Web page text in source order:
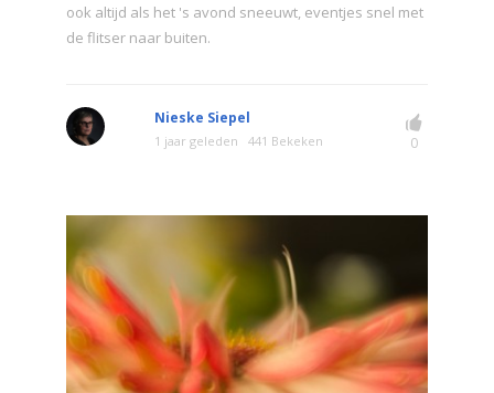
ook altijd als het 's avond sneeuwt, eventjes snel met
de flitser naar buiten.
Nieske Siepel
1 jaar geleden 441 Bekeken 0